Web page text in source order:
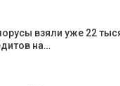
взяли уже 22
на…